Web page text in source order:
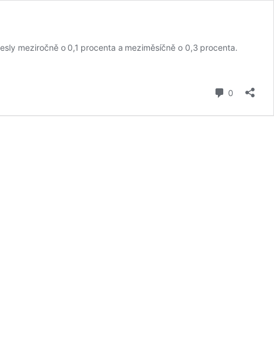
meziročně o 0,1 procenta a meziměsíčně o 0,3 procenta.
0 komentářů